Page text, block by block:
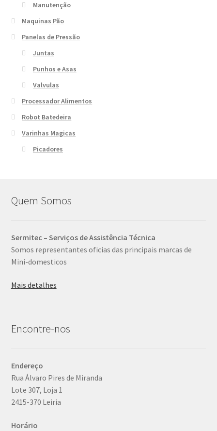
Manutenção
Maquinas Pão
Panelas de Pressão
Juntas
Punhos e Asas
Valvulas
Processador Alimentos
Robot Batedeira
Varinhas Magicas
Picadores
Quem Somos
Sermitec – Serviços de Assistência Técnica
Somos representantes oficias das principais marcas de
Mini-domesticos
Mais detalhes
Encontre-nos
Endereço
Rua Álvaro Pires de Miranda
Lote 307, Loja 1
2415-370 Leiria
Horário